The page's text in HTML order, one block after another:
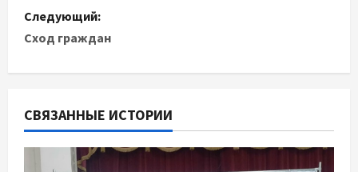
в
а
ц
Следующий:
Сход граждан
СВЯЗАННЫЕ ИСТОРИИ